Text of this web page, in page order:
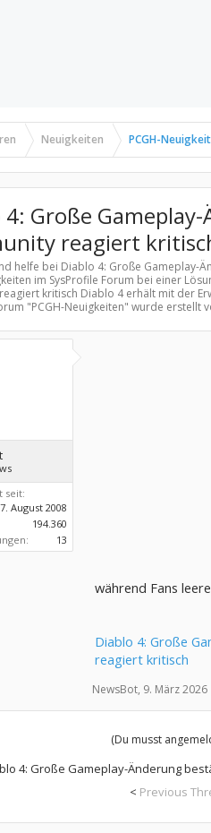
Neuigkeiten PCGH-
4: Große
reagiert
helfe bei Diablo 4: Große Gameplay-
im SysProfile Forum bei einer
kritisch Diablo 4 erhält mit der
"PCGH-Neuigkeiten" wurde erstellt
seit:
August 2008
194.360
13
während Fans
Diablo 4: Große
reagiert kritisch
NewsBot, 9. März 2026
(Du musst
4: Große Gameplay-Änderung
< Previous